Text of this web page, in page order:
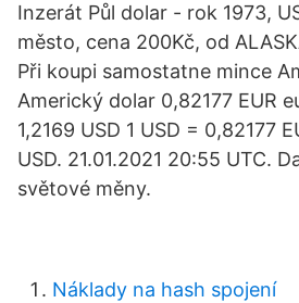
Inzerát Půl dolar - rok 1973,
město, cena 200Kč, od
Při koupi samostatne mince
Americký dolar 0,82177 EUR
1,2169 USD 1 USD = 0,82177
USD. 21.01.2021 20:55 UTC.
světové měny.
Náklady na hash spojení